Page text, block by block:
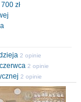
zł
2 opinie
2 opinie
2 opinie